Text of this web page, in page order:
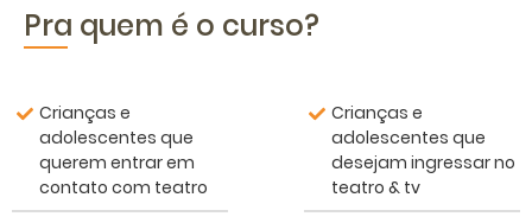
Pra quem é o curso?
Crianças e
adolescentes que
querem entrar em
contato com teatro
Crianças e
adolescentes que
desejam ingressar no
teatro & tv